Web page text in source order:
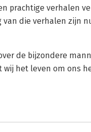
prachtige verhalen
van die verhalen zijn
de bijzondere
wij het leven om ons